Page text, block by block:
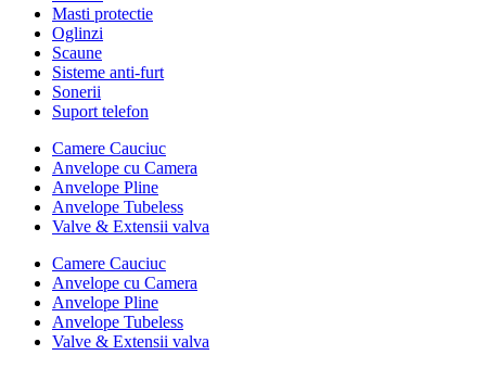
Masti protectie
Oglinzi
Scaune
Sisteme anti-furt
Sonerii
Suport telefon
Camere Cauciuc
Anvelope cu Camera
Anvelope Pline
Anvelope Tubeless
Valve & Extensii valva
Camere Cauciuc
Anvelope cu Camera
Anvelope Pline
Anvelope Tubeless
Valve & Extensii valva